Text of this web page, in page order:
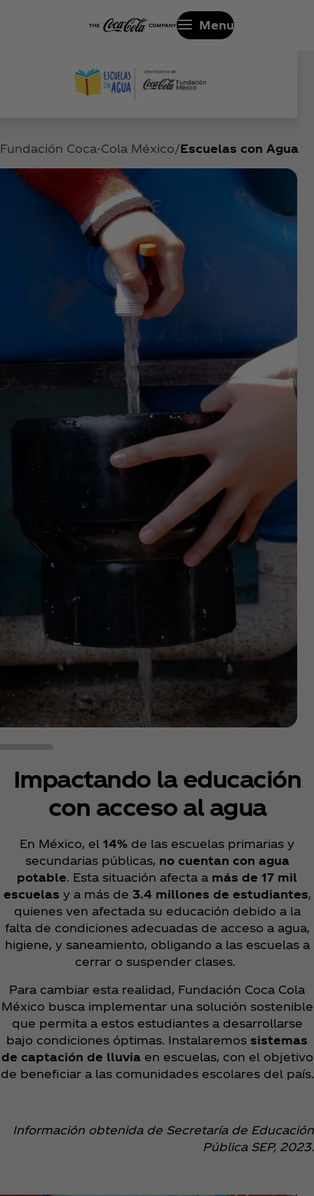
Menu
Fundación Coca‑Cola México Escuelas con Agua
Impactando la educación
con acceso al agua
En México, el 14% de las escuelas primarias y
secundarias públicas, no cuentan con agua
potable. Esta situación afecta a más de 17 mil
escuelas y a más de 3.4 millones de estudiantes,
quienes ven afectada su educación debido a la
falta de condiciones adecuadas de acceso a agua,
higiene, y saneamiento, obligando a las escuelas a
cerrar o suspender clases.
Para cambiar esta realidad, Fundación Coca Cola
México busca implementar una solución sostenible
que permita a estos estudiantes a desarrollarse
bajo condiciones óptimas. Instalaremos sistemas
de captación de lluviaen escuelas, con el objetivo
de beneficiar a las comunidades escolares del país.
Información obtenida de Secretaría de Educación
Pública SEP, 2023.